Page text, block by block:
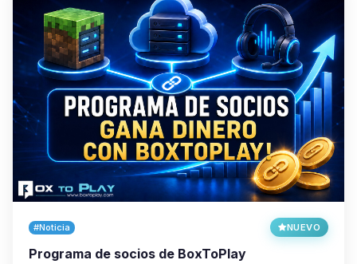
#Noticia NUEVO
Programa de socios de BoxToPlay